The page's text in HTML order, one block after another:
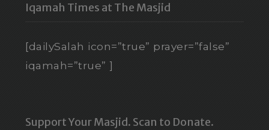
Iqamah Times at The Masjid
[dailySalah icon=”true” prayer=”false”
iqamah=”true” ]
Support Your Masjid. Scan to Donate.